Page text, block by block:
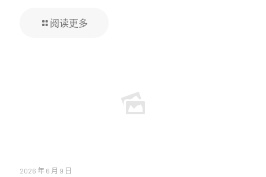
阅读更多
2026 年 6 月 9 日